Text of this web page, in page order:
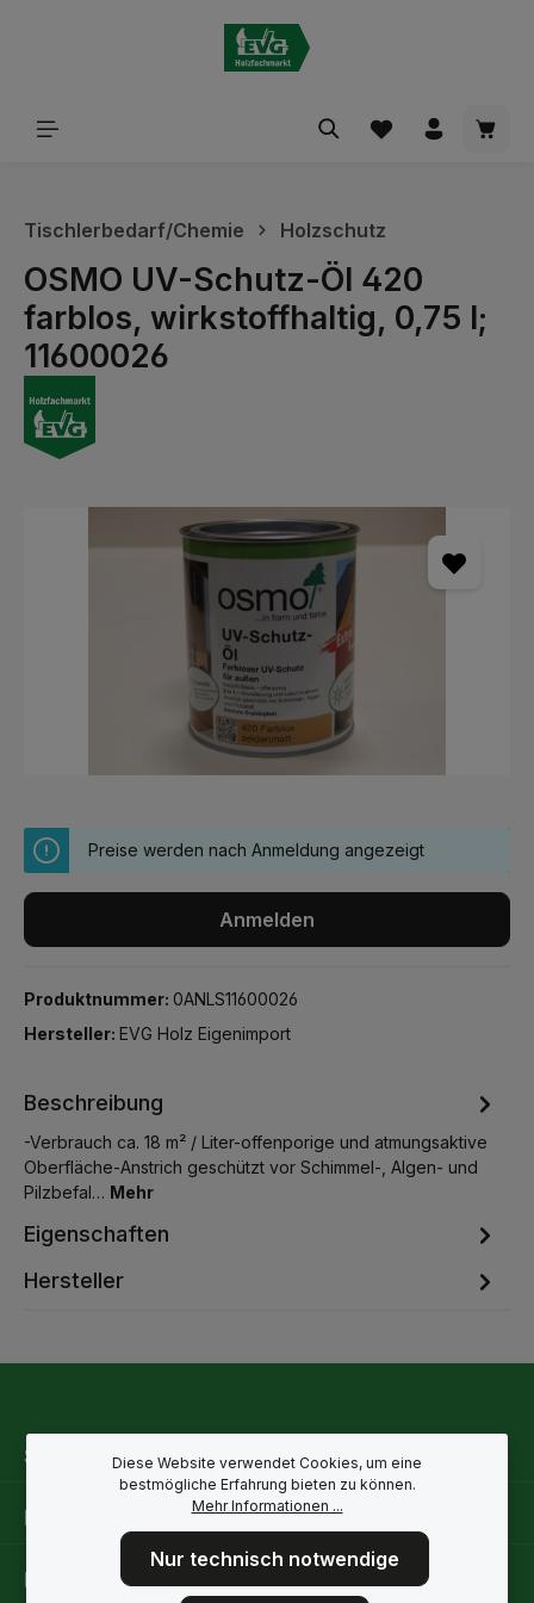
Tischlerbedarf/Chemie Holzschutz
OSMO UV-Schutz-Öl 420
farblos, wirkstoffhaltig, 0,75 l;
11600026
Bildergalerie überspringen
Preise werden nach Anmeldung angezeigt
Anmelden
Produktnummer: 0ANLS11600026
Hersteller: EVG Holz Eigenimport
Beschreibung
-Verbrauch ca. 18 m² / Liter-offenporige und atmungsaktive
Oberfläche-Anstrich geschützt vor Schimmel-, Algen- und
Pilzbefal… Mehr
Eigenschaften
Hersteller
Service-Hotline
Rechtliche Hinweise
Informationen
Diese Website verwendet Cookies, um eine
bestmögliche Erfahrung bieten zu können.
Mehr Informationen ...
Nur technisch notwendige